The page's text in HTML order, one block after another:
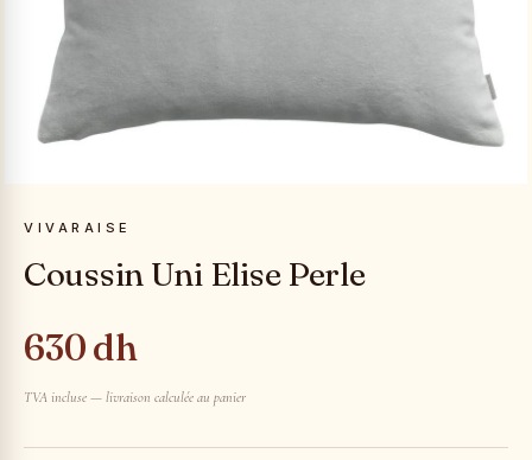
VIVARAISE
Coussin Uni Elise Perle
630 dh
TVA incluse — livraison calculée au panier